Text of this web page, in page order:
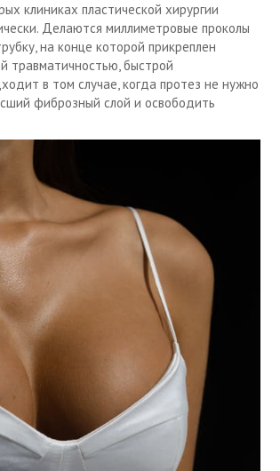
клиниках пластической хирургии
Делаются миллиметровые проколы
на конце которой прикреплен
травматичностью, быстрой
в том случае, когда протез не нужно
фиброзный слой и освободить